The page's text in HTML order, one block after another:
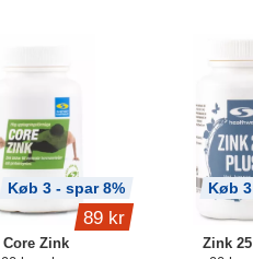
Core Zink
Køb 3 - spar 8%
89 kr
Zink
Køb